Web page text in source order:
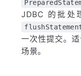
JDBC 的批处
一次性提交。
场景。